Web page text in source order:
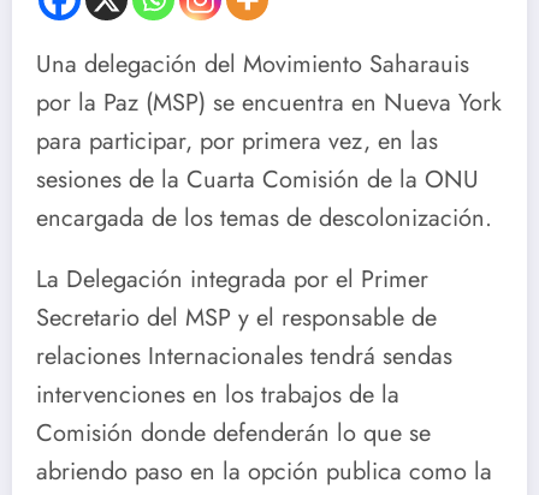
Una delegación del Movimiento Saharauis
por la Paz (MSP) se encuentra en Nueva York
para participar, por primera vez, en las
sesiones de la Cuarta Comisión de la ONU
encargada de los temas de descolonización.
La Delegación integrada por el Primer
Secretario del MSP y el responsable de
relaciones Internacionales tendrá sendas
intervenciones en los trabajos de la
Comisión donde defenderán lo que se
abriendo paso en la opción publica como la